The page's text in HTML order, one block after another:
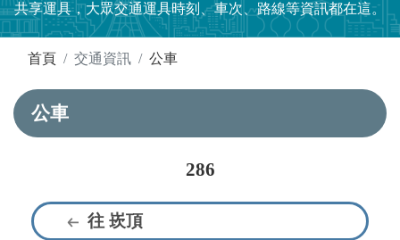
共享運具，大眾交通運具時刻、車次、路線等資訊都在這。
首頁 交通資訊 公車
公車
286
往 崁頂